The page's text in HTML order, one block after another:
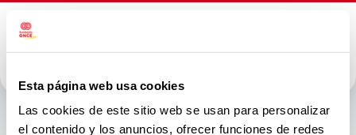
Esta página web usa cookies
Las cookies de este sitio web se usan para personalizar
el contenido y los anuncios, ofrecer funciones de redes